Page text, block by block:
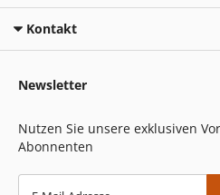
Kontakt
Newsletter
Nutzen Sie unsere exklusiven
Abonnenten